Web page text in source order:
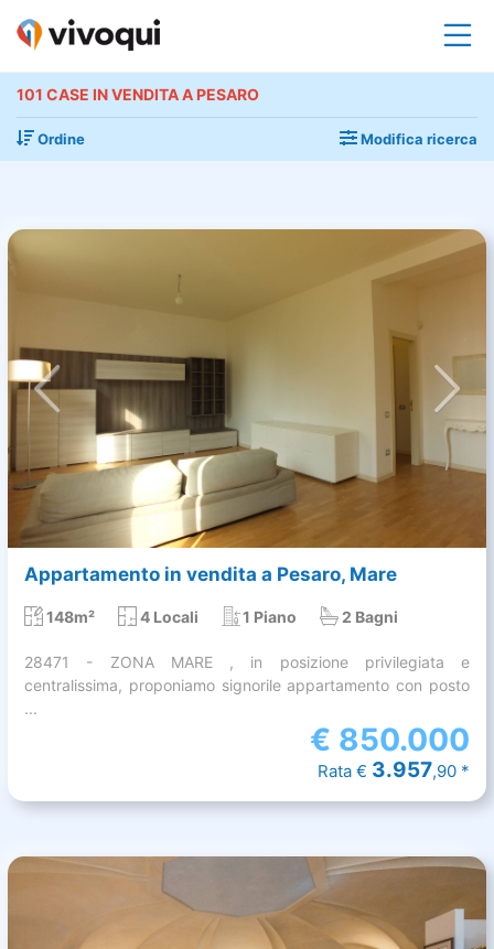
101 CASE IN VENDITA A PESARO
Ordine Modifica ricerca
Appartamento in vendita a Pesaro, Mare
148m² 4 Locali 1 Piano 2 Bagni
28471 - ZONA MARE , in posizione privilegiata e
centralissima, proponiamo signorile appartamento con posto
...
€ 850.000
Rata € 3.957,90 *